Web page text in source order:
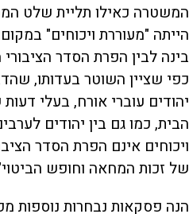
המשטרה כאילו תליית שלט
הייתה "מעוררת ויכוחים"
בינה לבין הפרת הסדר
כפי שציין השוטר בעדותו,
יהודים עוברי אורח, בעלי
הבית, כמו גם בין יהודים
ויכוחים אינם הפרת הסדר
של זכות המחאה וחופש
הנה פסקאות נבחרות נוספות